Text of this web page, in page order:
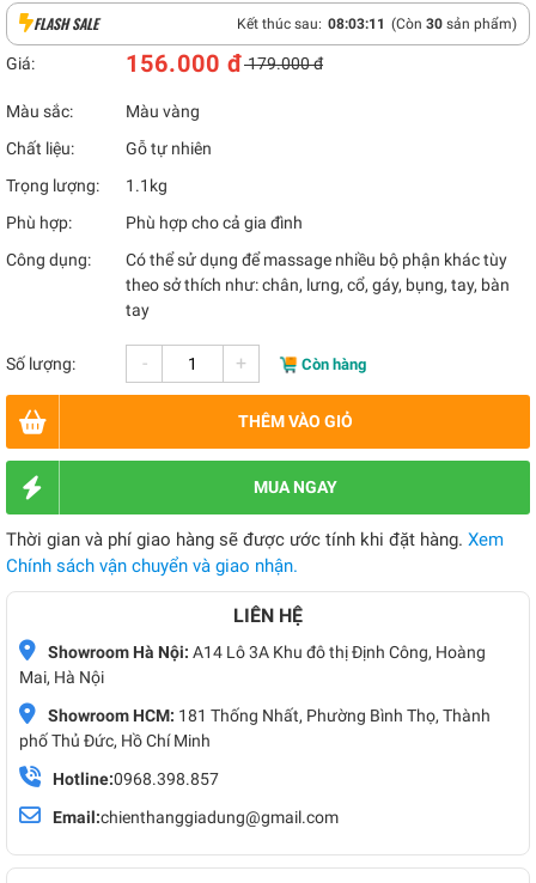
FLASH SALE Kết thúc sau: 08:03:10 (Còn 30 sản phẩm)
Giá: 156.000 đ179.000 đ
Màu sắc:
Màu vàng
Chất liệu:
Gỗ tự nhiên
Trọng lượng:
1.1kg
Phù hợp:
Phù hợp cho cả gia đình
Công dụng:
Có thể sử dụng để massage nhiều bộ phận khác tùy
theo sở thích như: chân, lưng, cổ, gáy, bụng, tay, bàn
tay
Số lượng: - + Còn hàng
THÊM VÀO GIỎ
MUA NGAY
Thời gian và phí giao hàng sẽ được ước tính khi đặt hàng. Xem
Chính sách vận chuyển và giao nhận.
LIÊN HỆ
Showroom Hà Nội: A14 Lô 3A Khu đô thị Định Công, Hoàng
Mai, Hà Nội
Showroom HCM: 181 Thống Nhất, Phường Bình Thọ, Thành
phố Thủ Đức, Hồ Chí Minh
Hotline:0968.398.857
Email:chienthanggiadung@gmail.com